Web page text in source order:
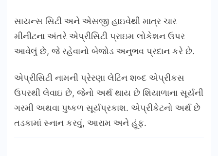
સાયન્સ સિટી અને એસજી હાઇવેથી માત્ર ચાર
મીનીટના અંતરે એપ્રીસિટી પ્રાઇમ લોકેશન ઉપર
આવેલું છે, જે રહેવાનો બેજોડ અનુભવ પ્રદાન કરે છે.
એપ્રીસિટી નામની પ્રેરણા લેટિન શબ્દ એપ્રીકસ
ઉપરથી લેવાઇ છે, જેનો અર્થ થાય છે શિયાળાના સૂર્યની
ગરમી અથવા પુષ્કળ સૂર્યપ્રકાશ. એપ્રીકેટનો અર્થ છે
તડકામાં સ્નાન કરવું, આરામ અને હૂંફ.